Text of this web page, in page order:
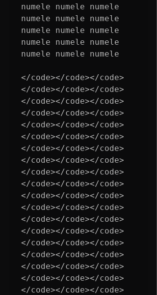
numele numele numele
numele numele numele
numele numele numele
numele numele numele
numele numele numele
</code></code></code>
</code></code></code>
</code></code></code>
</code></code></code>
</code></code></code>
</code></code></code>
</code></code></code>
</code></code></code>
</code></code></code>
</code></code></code>
</code></code></code>
</code></code></code>
</code></code></code>
</code></code></code>
</code></code></code>
</code></code></code>
</code></code></code>
</code></code></code>
</code></code></code>